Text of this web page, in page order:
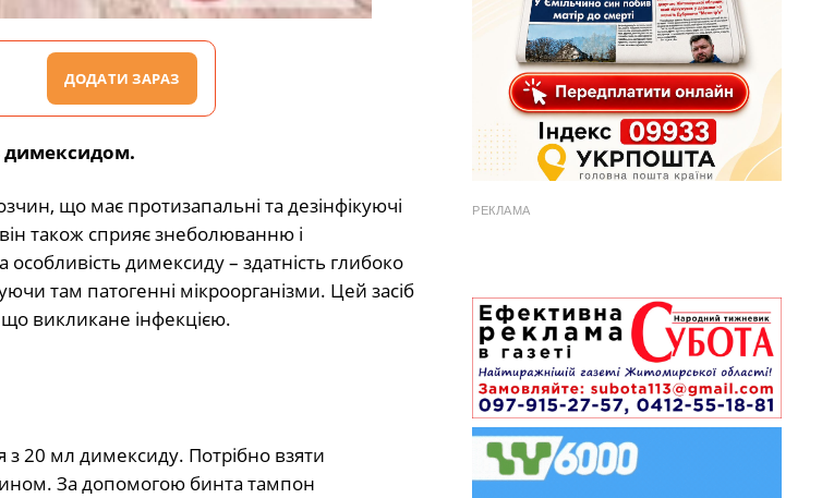
ДОДАТИ ЗАРАЗ
димексидом.
що має протизапальні та дезінфікуючі
також сприяє знеболюванню і
димексиду – здатність глибоко
там патогенні мікроорганізми. Цей засіб
викликане інфекцією.
з 20 мл димексиду. Потрібно взяти
За допомогою бинта тампон
РЕКЛАМА